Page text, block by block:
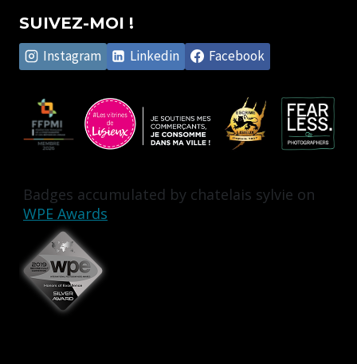
SUIVEZ-MOI !
Instagram Linkedin Facebook